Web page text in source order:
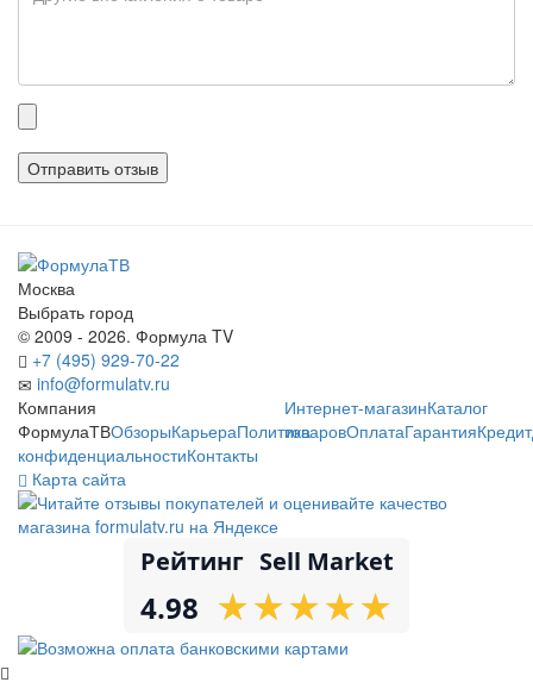
Прикрепленные
файлы
Москва
Выбрать город
© 2009 - 2026. Формула TV
+7 (495) 929-70-22
info@formulatv.ru
Компания
ФормулаТВОбзорыКарьераПолитика
конфиденциальностиКонтакты
Интернет-магазинКаталог
товаровОплатаГарантияКредит
Карта сайта
Рейтинг Sell Market
4.98 ★
★★
★★
★★
★★
★